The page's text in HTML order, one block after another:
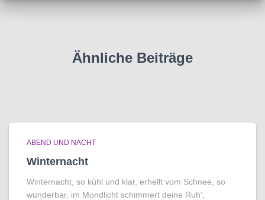
Ähnliche Beiträge
ABEND UND NACHT
Winternacht
Winternacht, so kühl und klar, erhellt vom Schnee, so
wunderbar, im Mondlicht schimmert deine Ruh‘,